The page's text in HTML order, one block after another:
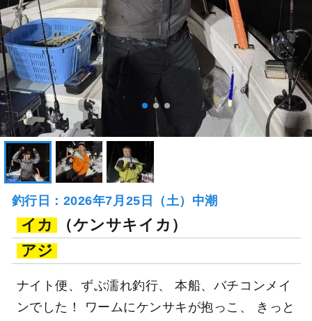
釣行日：2026年7月25日（土）中潮
イカ
（ケンサキイカ）
アジ
ナイト便、ずぶ濡れ釣行、 本船、バチコンメイ
ンでした！ ワームにケンサキが抱っこ、 きっと